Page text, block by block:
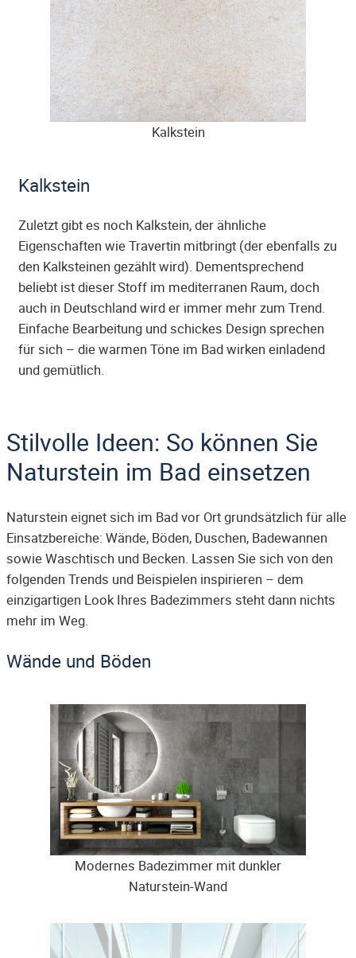
Kalkstein
Kalkstein
Zuletzt gibt es noch Kalkstein, der ähnliche
Eigenschaften wie Travertin mitbringt (der ebenfalls zu
den Kalksteinen gezählt wird). Dementsprechend
beliebt ist dieser Stoff im mediterranen Raum, doch
auch in Deutschland wird er immer mehr zum Trend.
Einfache Bearbeitung und schickes Design sprechen
für sich – die warmen Töne im Bad wirken einladend
und gemütlich.
Stilvolle Ideen: So können Sie
Naturstein im Bad einsetzen
Naturstein eignet sich im Bad vor Ort grundsätzlich für alle
Einsatzbereiche: Wände, Böden, Duschen, Badewannen
sowie Waschtisch und Becken. Lassen Sie sich von den
folgenden Trends und Beispielen inspirieren – dem
einzigartigen Look Ihres Badezimmers steht dann nichts
mehr im Weg.
Wände und Böden
Modernes Badezimmer mit dunkler
Naturstein-Wand